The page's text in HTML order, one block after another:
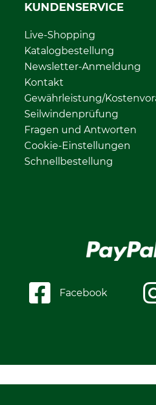
KUNDENSERVICE
Live-Shopping
Katalogbestellung
Newsletter-Anmeldung
Kontakt
Gewährleistung/
Seilwindenprüfung
Fragen und Antworten
Cookie-Einstellungen
Schnellbestellung
Facebook